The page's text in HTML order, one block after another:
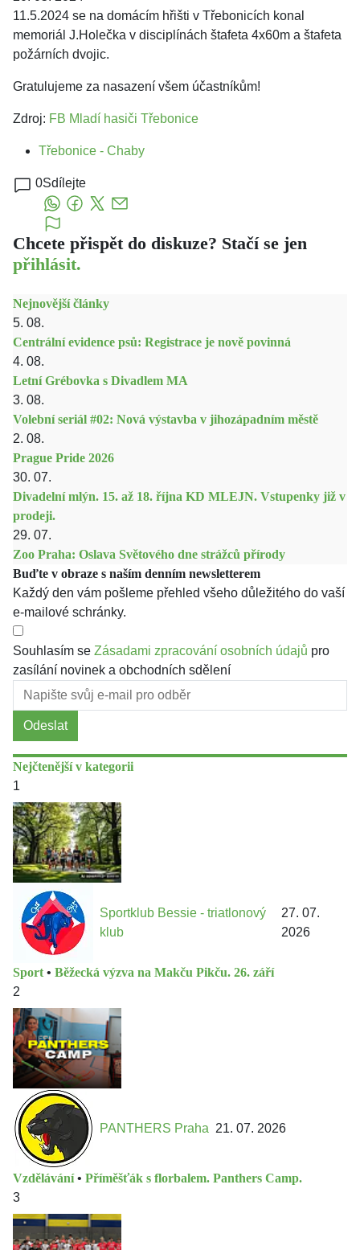
11.5.2024 se na domácím hřišti v Třebonicích konal
memoriál J.Holečka v disciplínách štafeta 4x60m a štafeta
požárních dvojic.
Gratulujeme za nasazení všem účastníkům!
Zdroj: FB Mladí hasiči Třebonice
Třebonice - Chaby
0Sdílejte
Chcete přispět do diskuze? Stačí se jen
přihlásit.
Nejnovější články
5. 08.
Centrální evidence psů: Registrace je nově povinná
4. 08.
Letní Grébovka s Divadlem MA
3. 08.
Volební seriál #02: Nová výstavba v jihozápadním městě
2. 08.
Prague Pride 2026
30. 07.
Divadelní mlýn. 15. až 18. října KD MLEJN. Vstupenky již v
prodeji.
29. 07.
Zoo Praha: Oslava Světového dne strážců přírody
Buďte v obraze s naším denním newsletterem
Každý den vám pošleme přehled všeho důležitého do vaší
e-mailové schránky.
Souhlasím se Zásadami zpracování osobních údajů pro
zasílání novinek a obchodních sdělení
Odeslat
Nejčtenější v kategorii
1
Sportklub Bessie - triatlonový
klub
27. 07.
2026
Sport • Běžecká výzva na Makču Pikču. 26. září
2
PANTHERS Praha 21. 07. 2026
Vzdělávání • Příměšťák s florbalem. Panthers Camp.
3